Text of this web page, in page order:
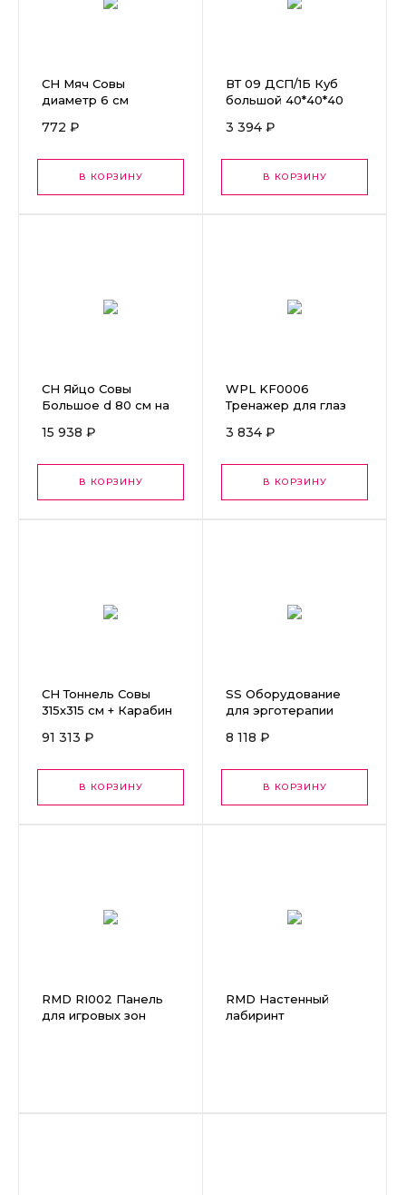
СН Мяч Совы
диаметр 6 см
772 ₽
В КОРЗИНУ
ВТ 09 ДСП/1Б Куб
большой 40*40*40
3 394 ₽
В КОРЗИНУ
СН Яйцо Совы
Большое d 80 см на
15 938 ₽
В КОРЗИНУ
WPL KF0006
Тренажер для глаз
(синяя) 25*21*3 см.
3 834 ₽
В КОРЗИНУ
СН Тоннель Совы
315х315 см + Карабин
91 313 ₽
В КОРЗИНУ
SS Оборудование
для эрготерапии
8 118 ₽
В КОРЗИНУ
RMD RI002 Панель
для игровых зон
RMD Настенный
лабиринт